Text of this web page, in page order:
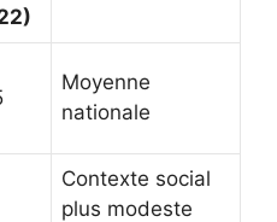
Moyenne
nationale
Contexte social
plus modeste